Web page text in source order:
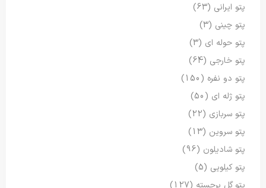
پتو ایرانی (63)
پتو چینی (3)
پتو حوله ای (3)
پتو خارجی (64)
پتو دو نفره (150)
پتو ژله ای (50)
پتو سربازی (22)
پتو سروین (13)
پتو شادیلون (96)
پتو کیلویی (5)
پتو گل برجسته (127)